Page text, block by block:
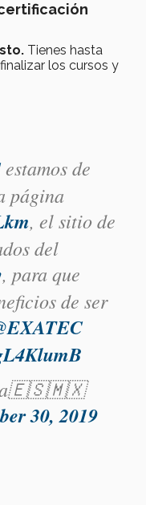
Tienes hasta
los cursos y
estamos de
página
, el sitio de
del
, para que
de ser
30, 2019